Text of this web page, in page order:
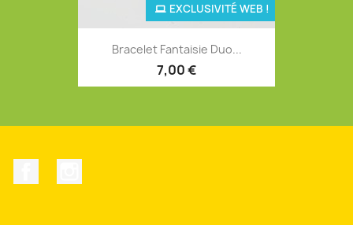
Bracelet Fantaisie Duo...
7,00 €
EXCLUSIVITÉ WEB !